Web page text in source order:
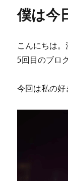
僕は今
こんにちは。
5回目のブロ
今回は私の好